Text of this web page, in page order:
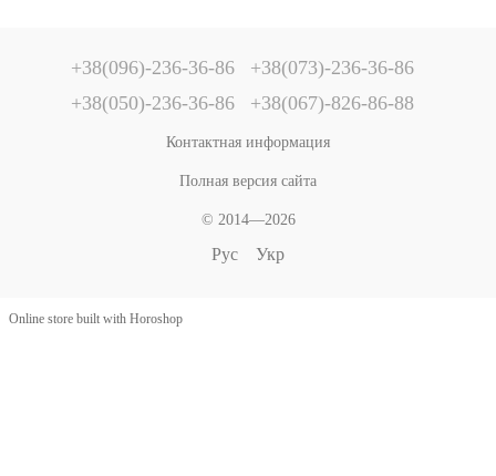
+38(096)-236-36-86
+38(073)-236-36-86
+38(050)-236-36-86
+38(067)-826-86-88
Контактная информация
Полная версия сайта
© 2014—2026
Рус Укр
Online store built with Horoshop